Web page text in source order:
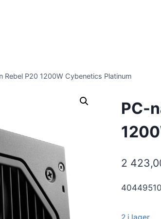
Rebel P20 1200W Cybenetics Platinum
PC-
2